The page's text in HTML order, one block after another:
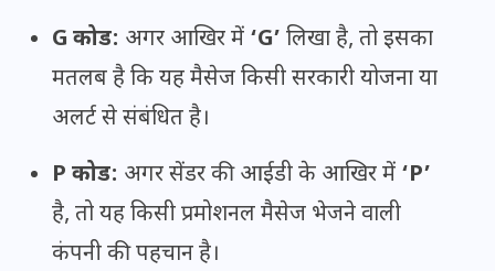
G कोड: अगर आखिर में ‘G’ लिखा है, तो इसका
मतलब है कि यह मैसेज किसी सरकारी योजना या
अलर्ट से संबंधित है।
P कोड: अगर सेंडर की आईडी के आखिर में ‘P’
है, तो यह किसी प्रमोशनल मैसेज भेजने वाली
कंपनी की पहचान है।